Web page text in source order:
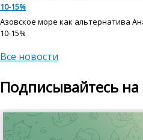
10-15%
Азовское море как альтернатива
10-15%
Все новости
Подписывайтесь